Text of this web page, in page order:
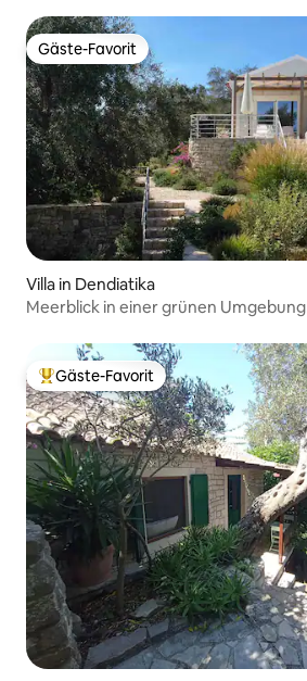
Gäste-Favorit
Gäste-Favorit
Villa in Dendiatika
Meerblick in einer grünen Umgebung
Beliebter Gäste-Favorit.
Gäste-Favorit